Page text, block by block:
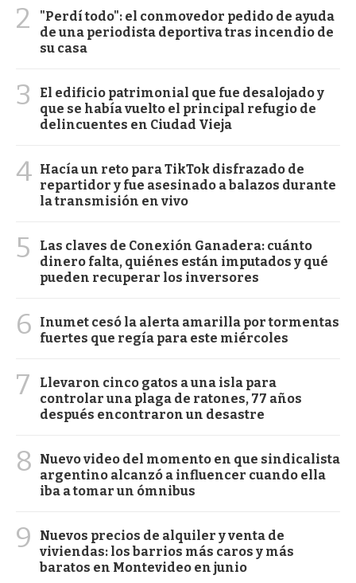
2
"Perdí todo": el conmovedor pedido de ayuda
de una periodista deportiva tras incendio de
su casa
3
El edificio patrimonial que fue desalojado y
que se había vuelto el principal refugio de
delincuentes en Ciudad Vieja
4 Hacía un reto para TikTok disfrazado de
repartidor y fue asesinado a balazos durante
la transmisión en vivo
5
Las claves de Conexión Ganadera: cuánto
dinero falta, quiénes están imputados y qué
pueden recuperar los inversores
6
Inumet cesó la alerta amarilla por tormentas
fuertes que regía para este miércoles
7
Llevaron cinco gatos a una isla para
controlar una plaga de ratones, 77 años
después encontraron un desastre
8
Nuevo video del momento en que sindicalista
argentino alcanzó a influencer cuando ella
iba a tomar un ómnibus
9
Nuevos precios de alquiler y venta de
viviendas: los barrios más caros y más
baratos en Montevideo en junio